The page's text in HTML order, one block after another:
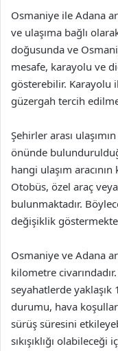
Osmaniye ile Adana
ve ulaşıma bağlı
doğusunda ve
mesafe, karayolu ve
gösterebilir. Karayolu
güzergah tercih
Şehirler arası
önünde
hangi ulaşım
Otobüs, özel araç
bulunmaktadır.
değişiklik
Osmaniye ve Adana
kilometre
seyahatlerde
durumu, hava
sürüş süresini
sıkışıklığı